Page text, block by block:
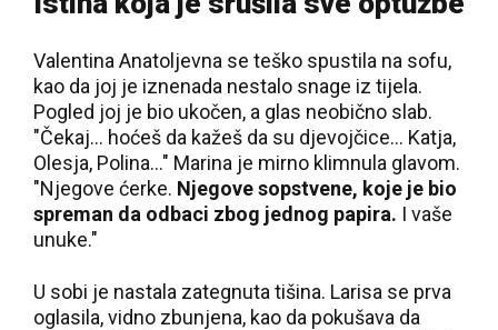
Valentina Anatoljevna se teško spustila na sofu,
kao da joj je iznenada nestalo snage iz tijela.
Pogled joj je bio ukočen, a glas neobično slab.
"Čekaj… hoćeš da kažeš da su djevojčice… Katja,
Olesja, Polina…" Marina je mirno klimnula glavom.
"Njegove ćerke. Njegove sopstvene, koje je bio
spreman da odbaci zbog jednog papira. I vaše
unuke."
U sobi je nastala zategnuta tišina. Larisa se prva
oglasila, vidno zbunjena, kao da pokušava da